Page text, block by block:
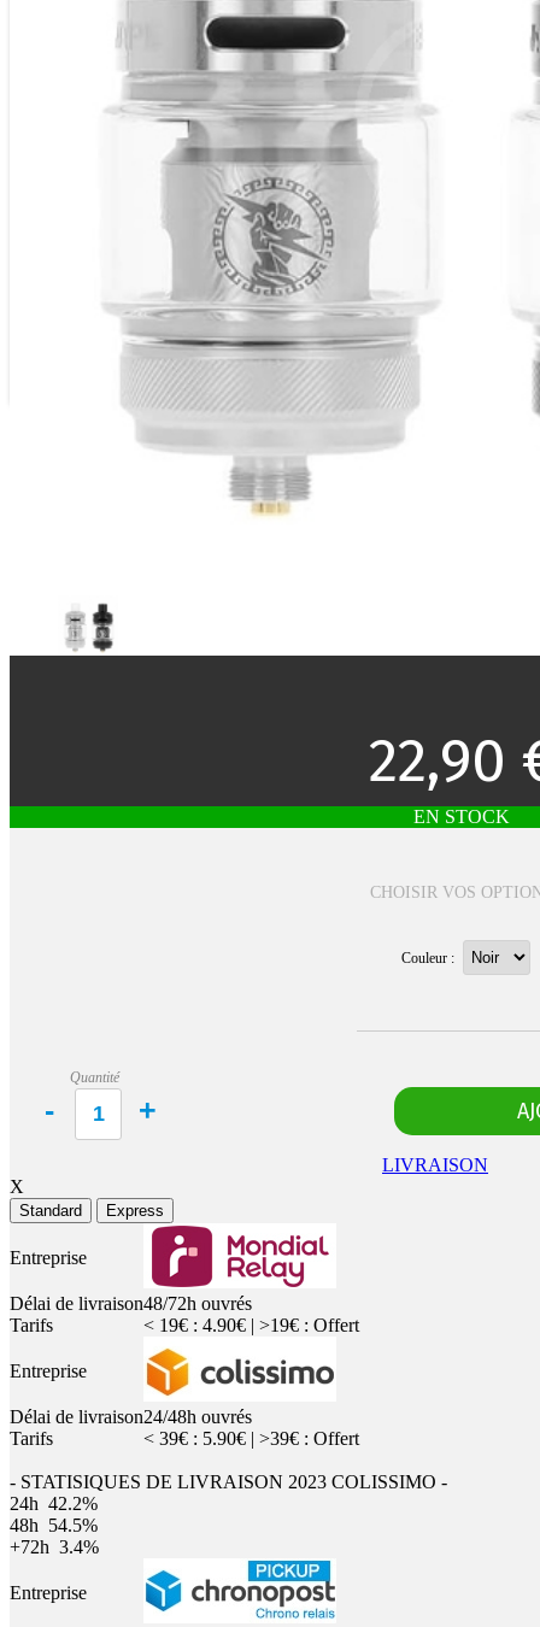
22,90
EN STOCK
CHOISIR VOS
Couleur :
Quantité
LIVRAISON
X
Standard Express
Entreprise
Délai de livraison48/72h ouvrés
Tarifs
< 19€ : 4.90€ | >19€ : Offert
Entreprise
Délai de livraison24/48h ouvrés
Tarifs
< 39€ : 5.90€ | >39€ : Offert
- STATISIQUES DE LIVRAISON 2023 COLISSIMO -
24h 42.2%
48h 54.5%
+72h 3.4%
Entreprise